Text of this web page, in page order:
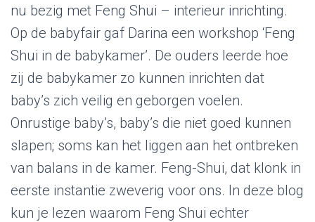
nu bezig met Feng Shui – interieur inrichting.
Op de babyfair gaf Darina een workshop ‘Feng
Shui in de babykamer’. De ouders leerde hoe
zij de babykamer zo kunnen inrichten dat
baby’s zich veilig en geborgen voelen.
Onrustige baby’s, baby’s die niet goed kunnen
slapen; soms kan het liggen aan het ontbreken
van balans in de kamer. Feng-Shui, dat klonk in
eerste instantie zweverig voor ons. In deze blog
kun je lezen waarom Feng Shui echter